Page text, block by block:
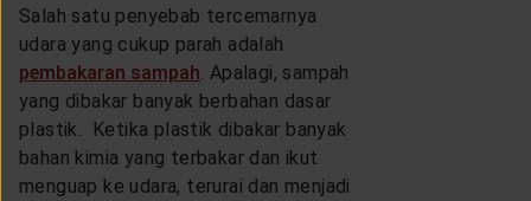
Salah satu penyebab tercemarnya
udara yang cukup parah adalah
pembakaran sampah . Apalagi, sampah
yang dibakar banyak berbahan dasar
plastik. Ketika plastik dibakar banyak
bahan kimia yang terbakar dan ikut
menguap ke udara, terurai dan menjadi